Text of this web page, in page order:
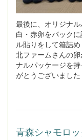
最後に、オリジナ
白・赤卵をパック
ル貼りをして箱詰
北ファームさんの
ナルパッケージを
がとうございました
青森シャモロ